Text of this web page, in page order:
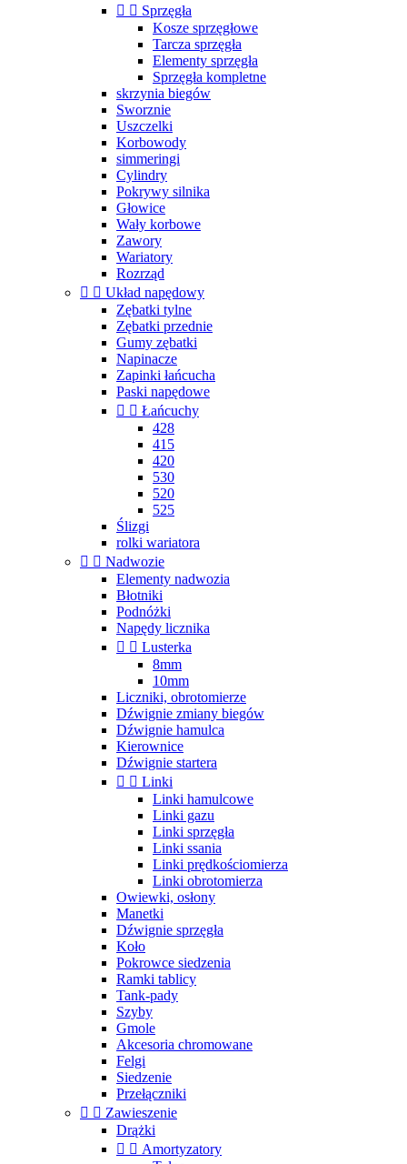
  Sprzęgła
Kosze sprzęgłowe
Tarcza sprzęgła
Elementy sprzęgła
Sprzęgła kompletne
skrzynia biegów
Sworznie
Uszczelki
Korbowody
simmeringi
Cylindry
Pokrywy silnika
Głowice
Wały korbowe
Zawory
Wariatory
Rozrząd
  Układ napędowy
Zębatki tylne
Zębatki przednie
Gumy zębatki
Napinacze
Zapinki łańcucha
Paski napędowe
  Łańcuchy
428
415
420
530
520
525
Ślizgi
rolki wariatora
  Nadwozie
Elementy nadwozia
Błotniki
Podnóżki
Napędy licznika
  Lusterka
8mm
10mm
Liczniki, obrotomierze
Dźwignie zmiany biegów
Dźwignie hamulca
Kierownice
Dźwignie startera
  Linki
Linki hamulcowe
Linki gazu
Linki sprzęgła
Linki ssania
Linki prędkościomierza
Linki obrotomierza
Owiewki, osłony
Manetki
Dźwignie sprzęgła
Koło
Pokrowce siedzenia
Ramki tablicy
Tank-pady
Szyby
Gmole
Akcesoria chromowane
Felgi
Siedzenie
Przełączniki
  Zawieszenie
Drążki
  Amortyzatory